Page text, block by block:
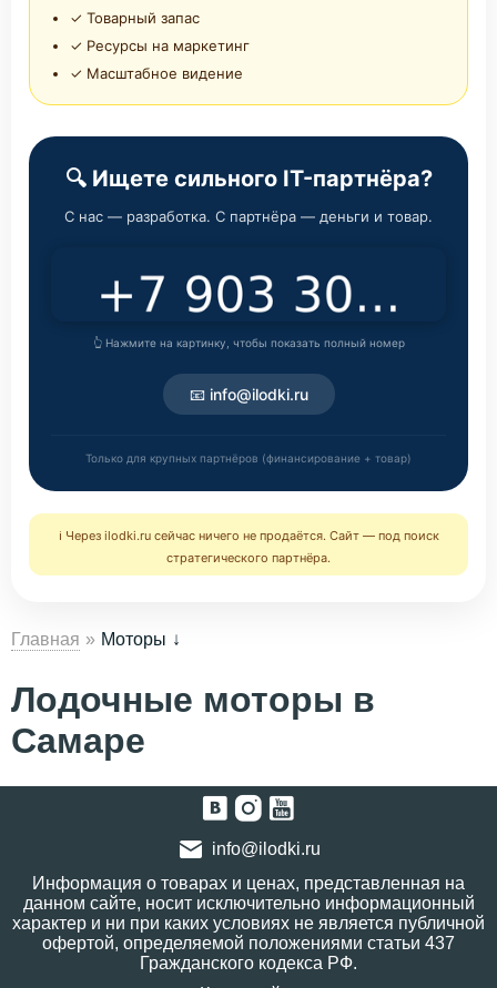
✓ Товарный запас
✓ Ресурсы на маркетинг
✓ Масштабное видение
🔍 Ищете сильного IT-партнёра?
С нас — разработка. С партнёра — деньги и товар.
👆 Нажмите на картинку, чтобы показать полный номер
📧 info@ilodki.ru
Только для крупных партнёров (финансирование + товар)
ℹ️ Через ilodki.ru сейчас ничего не продаётся. Сайт — под поиск
стратегического партнёра.
Главная Моторы
Лодочные моторы в
Самаре
info@ilodki.ru
Информация о товарах и ценах, представленная на
данном сайте, носит исключительно информационный
характер и ни при каких условиях не является публичной
офертой, определяемой положениями статьи 437
Гражданского кодекса РФ.